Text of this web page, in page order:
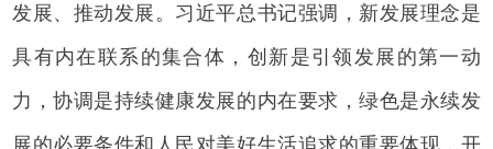
发展、推动发展。习近平总书记强调，新发展理念是
具有内在联系的集合体，创新是引领发展的第一动
力，协调是持续健康发展的内在要求，绿色是永续发
展的必要条件和人民对美好生活追求的重要体现，开